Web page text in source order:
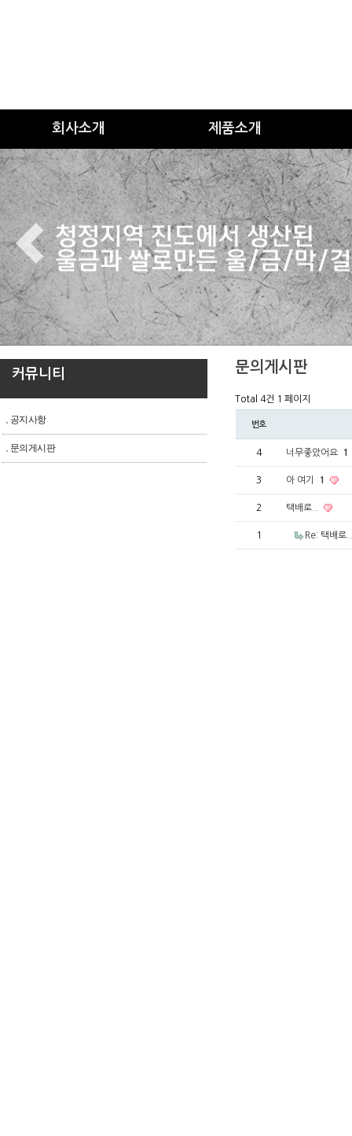
회사소개 제품소개
커뮤니티
공지사항
문의게시판
문의게시판
Total 4건 1 페이지
번호
4 너무좋았어요 1
3 아 여기 1
2 택배로..
1 Re: 택배로